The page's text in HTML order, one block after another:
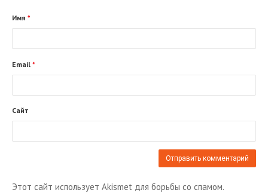
Имя *
Email *
Сайт
Этот сайт использует Akismet для борьбы со спамом.